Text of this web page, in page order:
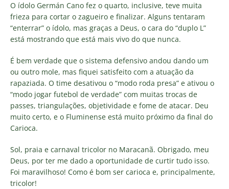
O ídolo Germán Cano fez o quarto, inclusive, teve muita
frieza para cortar o zagueiro e finalizar. Alguns tentaram
“enterrar” o ídolo, mas graças a Deus, o cara do “duplo L”
está mostrando que está mais vivo do que nunca.
É bem verdade que o sistema defensivo andou dando um
ou outro mole, mas fiquei satisfeito com a atuação da
rapaziada. O time desativou o “modo roda presa” e ativou o
“modo jogar futebol de verdade” com muitas trocas de
passes, triangulações, objetividade e fome de atacar. Deu
muito certo, e o Fluminense está muito próximo da final do
Carioca.
Sol, praia e carnaval tricolor no Maracanã. Obrigado, meu
Deus, por ter me dado a oportunidade de curtir tudo isso.
Foi maravilhoso! Como é bom ser carioca e, principalmente,
tricolor!